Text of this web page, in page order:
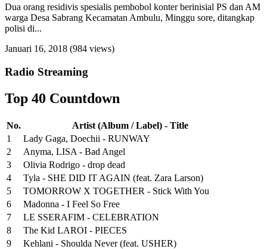
Dua orang residivis spesialis pembobol konter berinisial PS dan AM
warga Desa Sabrang Kecamatan Ambulu, Minggu sore, ditangkap
polisi di...
Januari 16, 2018 (984 views)
Radio Streaming
Top 40 Countdown
No.
Artist (Album / Label) - Title
1
Lady Gaga, Doechii - RUNWAY
2
Anyma, LISA - Bad Angel
3
Olivia Rodrigo - drop dead
4
Tyla - SHE DID IT AGAIN (feat. Zara Larson)
5
TOMORROW X TOGETHER - Stick With You
6
Madonna - I Feel So Free
7
LE SSERAFIM - CELEBRATION
8
The Kid LAROI - PIECES
9
Kehlani - Shoulda Never (feat. USHER)